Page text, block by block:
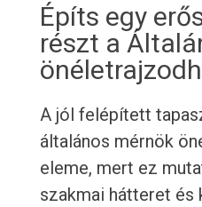
Építs egy
részt a
A jól felépített
általános mérnök
eleme, mert ez
szakmai hátteret és